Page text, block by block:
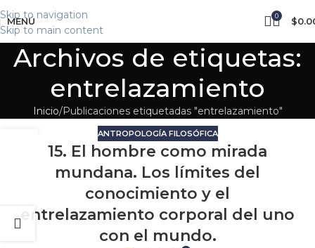
Skip to navigation
Skip to main content
MENÚ 0 $
Archivos de etiquetas:
entrelazamiento
Inicio Publicaciones etiquetadas "entrelazamiento"
ANTROPOLOGÍA FILOSÓFICA
15. El hombre como mirada
mundana. Los límites del
conocimiento y el
entrelazamiento corporal del uno
con el mundo.